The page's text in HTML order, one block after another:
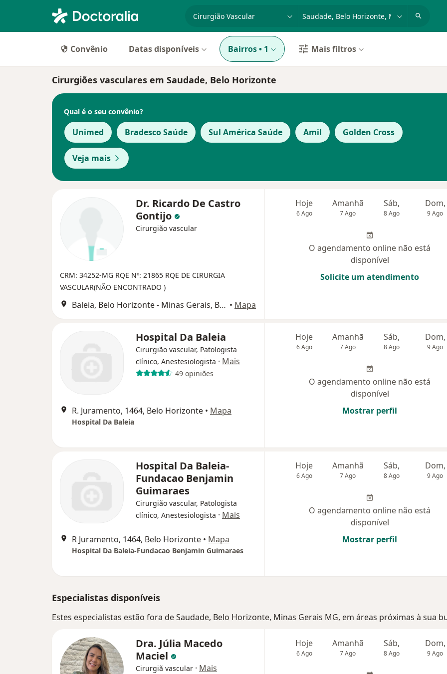
Convênio Datas disponíveis Bairros• 1 Mais filtros
Cirurgiões vasculares em Saudade, Belo Horizonte
Qual é o seu convênio?
Unimed Bradesco Saúde Sul América Saúde Amil Golden Cross
Veja mais
Dr. Ricardo De Castro
Gontijo
Cirurgião vascular
CRM: 34252-MG RQE Nº: 21865 RQE DE CIRURGIA
VASCULAR(NÃO ENCONTRADO )
Baleia, Belo Horizonte - Minas Gerais, Brazil, Belo Horizonte • Mapa
Hoje
6 Ago
Amanhã
7 Ago
Sáb,
8 Ago
Dom,
9 Ago
O agendamento online não está
disponível
Solicite um atendimento
Hospital Da Baleia
Cirurgião vascular, Patologista
clínico, Anestesiologista · Mais
49 opiniões
R. Juramento, 1464, Belo Horizonte • Mapa
Hospital Da Baleia
Hoje
6 Ago
Amanhã
7 Ago
Sáb,
8 Ago
Dom,
9 Ago
O agendamento online não está
disponível
Mostrar perfil
Hospital Da Baleia-
Fundacao Benjamin
Guimaraes
Cirurgião vascular, Patologista
clínico, Anestesiologista · Mais
R Juramento, 1464, Belo Horizonte • Mapa
Hospital Da Baleia-Fundacao Benjamin Guimaraes
Hoje
6 Ago
Amanhã
7 Ago
Sáb,
8 Ago
Dom,
9 Ago
O agendamento online não está
disponível
Mostrar perfil
Especialistas disponíveis
Estes especialistas estão fora de Saudade, Belo Horizonte, Minas Gerais MG, em áreas próximas à sua
Dra. Júlia Macedo
Maciel
Cirurgiã vascular · Mais
Hoje
6 Ago
Amanhã
7 Ago
Sáb,
8 Ago
Dom,
9 Ago